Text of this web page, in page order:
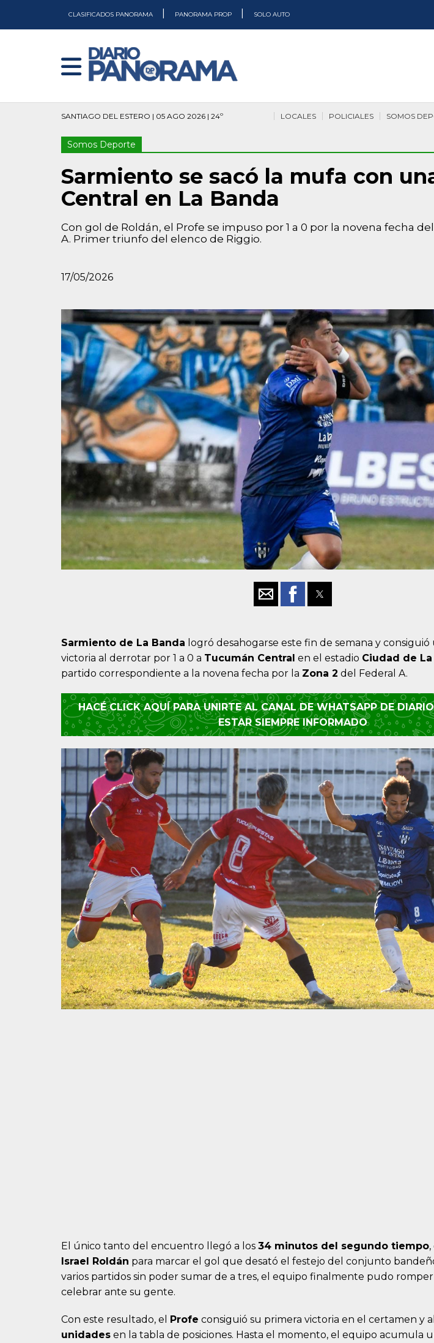
CLASIFICADOS PANORAMA PANORAMA PROP SOLO AUTO
SANTIAGO DEL ESTERO | 05 AGO 2026 | 24º SOMOS
POLICIALES
LOCALES
Somos Deporte
Sarmiento se sacó la mufa con
Central en La Banda
Con gol de Roldán, el Profe se impuso por 1 a 0 por la novena fecha
A. Primer triunfo del elenco de Riggio.
17/05/2026
Sarmiento de La Banda logró desahogarse este fin de semana y consiguió
victoria al derrotar por 1 a 0 a Tucumán Central en el estadio Ciudad de
partido correspondiente a la novena fecha por la Zona 2 del Federal A.
HACÉ CLICK AQUÍ PARA UNIRTE AL CANAL DE WHATSAPP DE
ESTAR SIEMPRE INFORMADO
El único tanto del encuentro llegó a los 34 minutos del segundo tiempo
Israel Roldán para marcar el gol que desató el festejo del conjunto
varios partidos sin poder sumar de a tres, el equipo finalmente pudo romper
celebrar ante su gente.
Con este resultado, el Profe consiguió su primera victoria en el certamen y
unidades en la tabla de posiciones. Hasta el momento, el equipo acumula